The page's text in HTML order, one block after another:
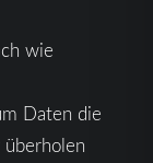
wie
Daten die